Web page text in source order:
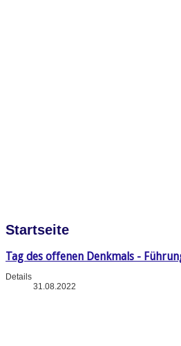
Startseite
Tag des offenen Denkmals -
Details
31.08.2022